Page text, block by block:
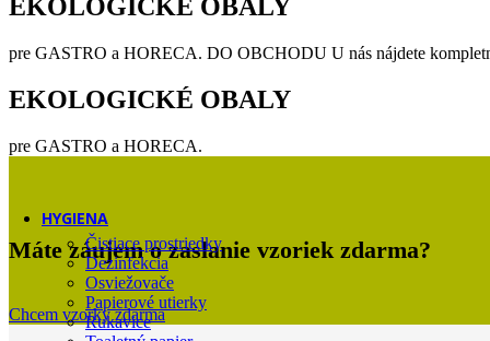
Príbory, miešadlá a napichovadlá
Servítky a utierky
Taniere a tácky
Tašky a vrecia
Zatavovanie
HYGIENA
Čistiace prostriedky
Dezinfekcia
Osviežovače
Papierové utierky
Rukavice
EKOLOGICKÉ OBALY
pre GASTRO a HORECA. DO OBCHODU U nás nájdete
EKOLOGICKÉ OBALY
pre GASTRO a HORECA.
Máte záujem o zaslanie vzoriek zdarma?
Chcem vzorky zdarma